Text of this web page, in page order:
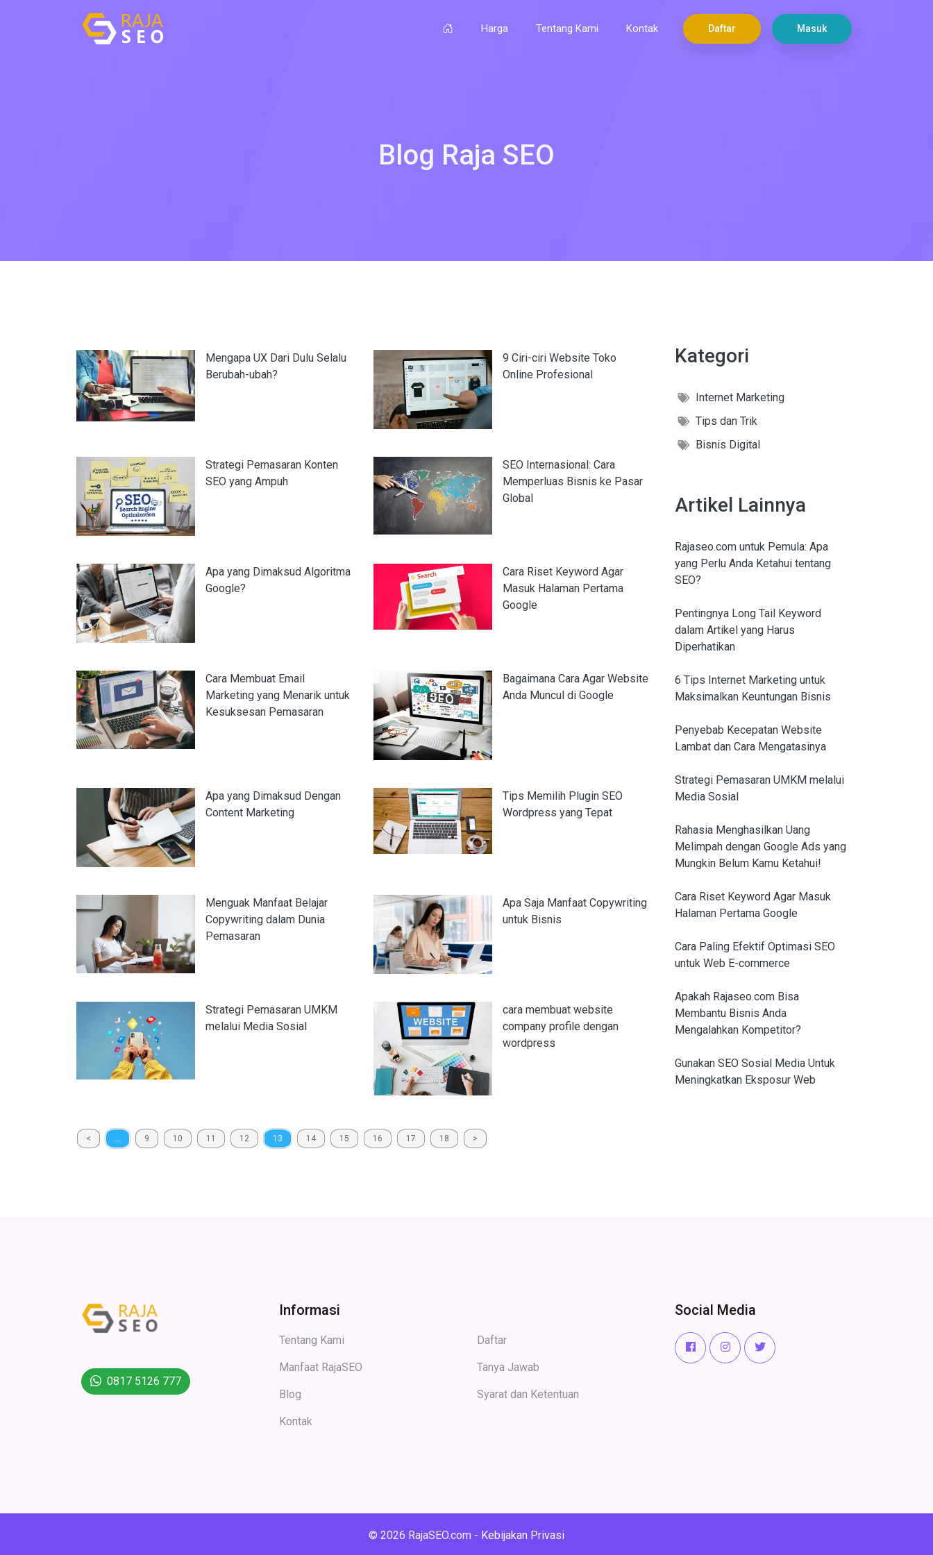
Harga Tentang Kami Kontak Daftar Masuk
Blog Raja SEO
Mengapa UX Dari Dulu Selalu
Berubah-ubah?
9 Ciri-ciri Website Toko
Online Profesional
Strategi Pemasaran Konten
SEO yang Ampuh
SEO Internasional: Cara
Memperluas Bisnis ke Pasar
Global
Apa yang Dimaksud Algoritma
Google?
Cara Riset Keyword Agar
Masuk Halaman Pertama
Google
Cara Membuat Email
Marketing yang Menarik untuk
Kesuksesan Pemasaran
Bagaimana Cara Agar Website
Anda Muncul di Google
Apa yang Dimaksud Dengan
Content Marketing
Tips Memilih Plugin SEO
Wordpress yang Tepat
Menguak Manfaat Belajar
Copywriting dalam Dunia
Pemasaran
Apa Saja Manfaat Copywriting
untuk Bisnis
Strategi Pemasaran UMKM
melalui Media Sosial
cara membuat website
company profile dengan
wordpress
< 9 10 11 12 13 14 15 16 17 18 >
Kategori
Internet Marketing
Tips dan Trik
Bisnis Digital
Artikel Lainnya
Rajaseo.com untuk Pemula: Apa
yang Perlu Anda Ketahui tentang
SEO?
Pentingnya Long Tail Keyword
dalam Artikel yang Harus
Diperhatikan
6 Tips Internet Marketing untuk
Maksimalkan Keuntungan Bisnis
Penyebab Kecepatan Website
Lambat dan Cara Mengatasinya
Strategi Pemasaran UMKM melalui
Media Sosial
Rahasia Menghasilkan Uang
Melimpah dengan Google Ads yang
Mungkin Belum Kamu Ketahui!
Cara Riset Keyword Agar Masuk
Halaman Pertama Google
Cara Paling Efektif Optimasi SEO
untuk Web E-commerce
Apakah Rajaseo.com Bisa
Membantu Bisnis Anda
Mengalahkan Kompetitor?
Gunakan SEO Sosial Media Untuk
Meningkatkan Eksposur Web
0817 5126 777
Informasi
Tentang Kami
Manfaat RajaSEO
Blog
Kontak
Daftar
Tanya Jawab
Syarat dan Ketentuan
Social Media
© 2026 RajaSEO.com - Kebijakan Privasi